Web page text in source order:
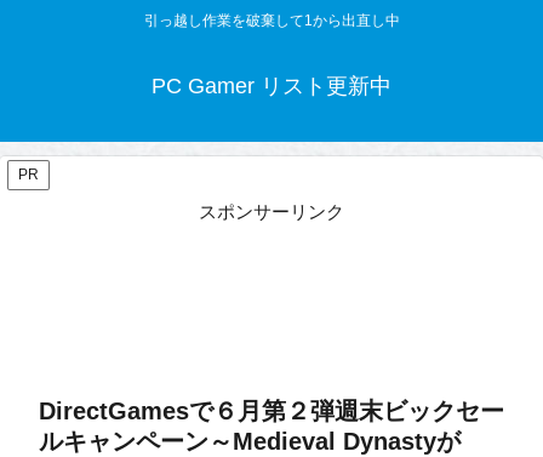
引っ越し作業を破棄して1から出直し中
PC Gamer リスト更新中
PR
スポンサーリンク
DirectGamesで６月第２弾週末ビックセー
ルキャンペーン～Medieval Dynastyが